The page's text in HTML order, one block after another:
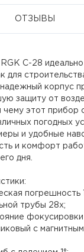
ОТЗЫВЫ
C-28
для
корпус
защиту от
чему этот прибор
погодных
и удобные
и комфорт
дня.
погрешность
трубы 28х;
с